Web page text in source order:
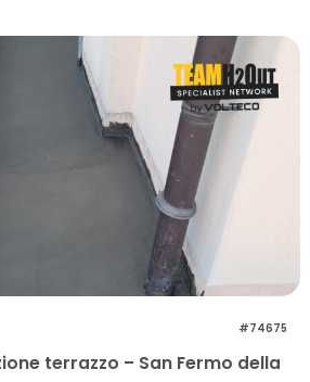
#74675
terrazzo – San Fermo della